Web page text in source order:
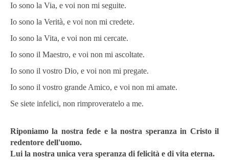
Io sono la Via, e voi non mi seguite.
Io sono la Verità, e voi non mi credete.
Io sono la Vita, e voi non mi cercate.
Io sono il Maestro, e voi non mi ascoltate.
Io sono il vostro Dio, e voi non mi pregate.
Io sono il vostro grande Amico, e voi non mi amate.
Se siete infelici, non rimproveratelo a me.
Riponiamo la nostra fede e la nostra speranza in Cristo il
redentore dell'uomo.
Lui la nostra unica vera speranza di felicità e di vita eterna.